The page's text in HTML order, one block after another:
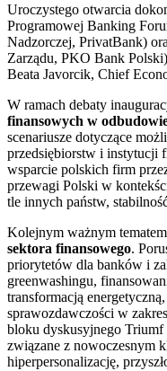
Uroczystego otwarcia
Programowej Banking
Nadzorczej, PrivatBank)
Zarządu, PKO Bank
Beata Javorcik, Chief
W ramach debaty
finansowych w
scenariusze dotyczące
przedsiębiorstw i instytucji
wsparcie polskich firm
przewagi Polski w
tle innych państw,
Kolejnym ważnym tematem
sektora finansowego.
priorytetów dla banków i
greenwashingu,
transformacją
sprawozdawczości w
bloku dyskusyjnego
związane z nowoczesnym
hiperpersonalizację,